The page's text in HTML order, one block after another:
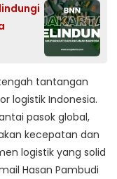
tantangan
logistik Indonesia.
pasok global,
kecepatan dan
logistik yang solid
Hasan Pambudi